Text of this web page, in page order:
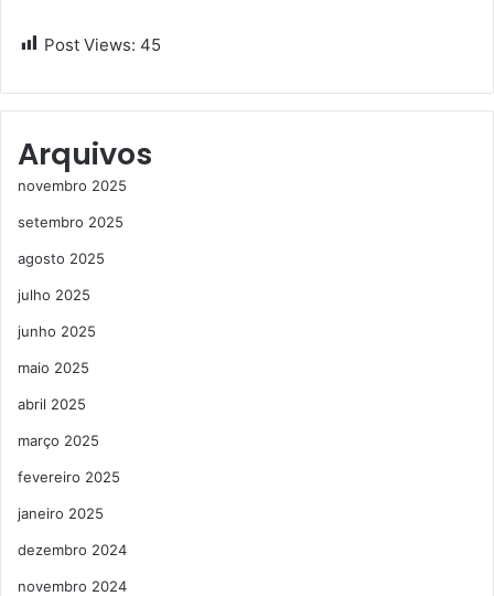
Post Views: 45
Arquivos
novembro 2025
setembro 2025
agosto 2025
julho 2025
junho 2025
maio 2025
abril 2025
março 2025
fevereiro 2025
janeiro 2025
dezembro 2024
novembro 2024